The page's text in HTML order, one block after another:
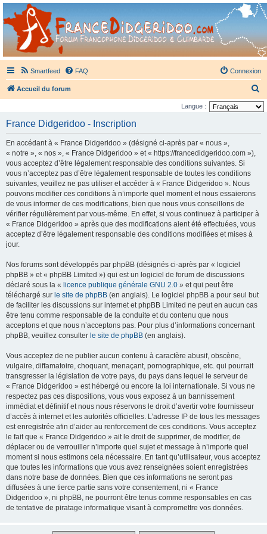
France Didgeridoo
Didgeridoo et Guimbarde sur France Didgeridoo - retrouvez la communauté.
Smartfeed FAQ Connexion
Accueil du forum
e
h
Langue :
France Didgeridoo - Inscription
En accédant à « France Didgeridoo » (désigné ci-après par « nous »,
« notre », « nos », « France Didgeridoo » et « https://francedidgeridoo.com »),
vous acceptez d’être légalement responsable des conditions suivantes. Si
vous n’acceptez pas d’être légalement responsable de toutes les conditions
suivantes, veuillez ne pas utiliser et accéder à « France Didgeridoo ». Nous
pouvons modifier ces conditions à n’importe quel moment et nous essaierons
de vous informer de ces modifications, bien que nous vous conseillons de
vérifier régulièrement par vous-même. En effet, si vous continuez à participer à
« France Didgeridoo » après que des modifications aient été effectuées, vous
acceptez d’être légalement responsable des conditions modifiées et mises à
jour.
Nos forums sont développés par phpBB (désignés ci-après par « logiciel
phpBB » et « phpBB Limited ») qui est un logiciel de forum de discussions
déclaré sous la « licence publique générale GNU 2.0 » et qui peut être
téléchargé sur le site de phpBB (en anglais). Le logiciel phpBB a pour seul but
de faciliter les discussions sur internet et phpBB Limited ne peut en aucun cas
être tenu comme responsable de la conduite et du contenu que nous
acceptons et que nous n’acceptons pas. Pour plus d’informations concernant
phpBB, veuillez consulter le site de phpBB (en anglais).
Vous acceptez de ne publier aucun contenu à caractère abusif, obscène,
vulgaire, diffamatoire, choquant, menaçant, pornographique, etc. qui pourrait
transgresser la législation de votre pays, du pays dans lequel le serveur de
« France Didgeridoo » est hébergé ou encore la loi internationale. Si vous ne
respectez pas ces dispositions, vous vous exposez à un bannissement
immédiat et définitif et nous nous réservons le droit d’avertir votre fournisseur
d’accès à internet et les autorités officielles. L’adresse IP de tous les messages
est enregistrée afin d’aider au renforcement de ces conditions. Vous acceptez
le fait que « France Didgeridoo » ait le droit de supprimer, de modifier, de
déplacer ou de verrouiller n’importe quel sujet et message à n’importe quel
moment si nous estimons cela nécessaire. En tant qu’utilisateur, vous acceptez
que toutes les informations que vous avez renseignées soient enregistrées
dans notre base de données. Bien que ces informations ne seront pas
diffusées à une tierce partie sans votre consentement, ni « France
Didgeridoo », ni phpBB, ne pourront être tenus comme responsables en cas
de tentative de piratage informatique visant à compromettre vos données.